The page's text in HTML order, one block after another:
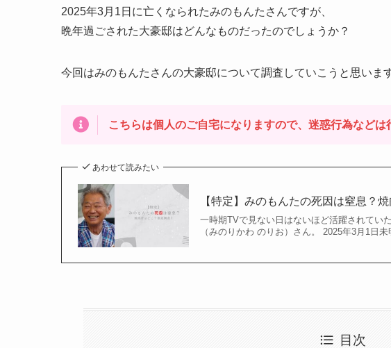
2025年3月1日に亡くなられたみのもんたさんですが、
晩年過ごされた大豪邸はどんなものだったのでしょうか？
今回はみのもんたさんの大豪邸について調査していこうと思いま
こちらは個人のご自宅になりますので、迷惑行為などは
あわせて読みたい
【特定】みのもんたの死因は窒息？
一時期TVで見ない日はないほど活躍されてい
（みのりかわ のりお）さん。 2025年3月1日
目次